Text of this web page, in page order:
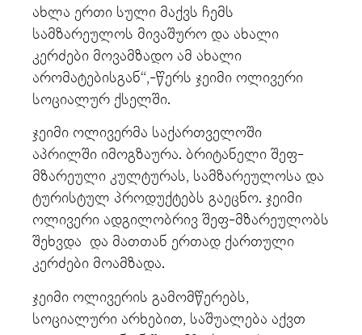
ახლა ერთი სული მაქვს ჩემს
სამზარეულოს მივაშურო და ახალი
კერძები მოვამზადო ამ ახალი
არომატებისგან“,-წერს ჯეიმი ოლივერი
სოციალურ ქსელში.
ჯეიმი ოლივერმა საქართველოში
აპრილში იმოგზაურა. ბრიტანელი შეფ-
მზარეული კულტურას, სამზარეულოსა და
ტურისტულ პროდუქტებს გაეცნო. ჯეიმი
ოლივერი ადგილობრივ შეფ-მზარეულობს
შეხვდა და მათთან ერთად ქართული
კერძები მოამზადა.
ჯეიმი ოლივერის გამომწერებს,
სოციალური არხებით, საშუალება აქვთ